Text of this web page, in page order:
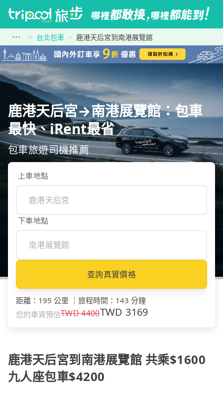
台北包車 鹿港天后宮到南港展覽館
鹿港天后宮→南港展覽館：包車
最快、iRent最省
包車旅遊司機推薦
上車地點
下車地點
查詢真實價格
距離 ： 195 公里 旅程時間 ： 143 分鐘
您的車資預估TWD4400TWD 3169
鹿港天后宮到南港展覽館 共乘$1600
九人座包車$4200